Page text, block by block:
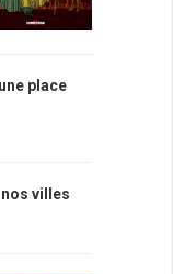
place
villes